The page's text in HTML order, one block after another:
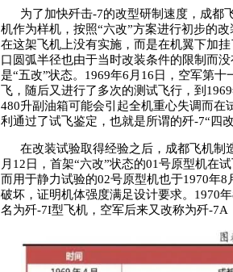
为了加快歼击-7的改型研制速度，成都
机作为样机，按照“六改”方案进行初步的
在这架飞机上没有实施，而是在机翼下加
口圆弧半径也由于当时改装条件的限制而
是“五改”状态。1969年6月16日，空军第
飞，随后又进行了多次的测试飞行，到
480升副油箱可能会引起全机重心失调而
利通过了试飞鉴定，也就是所谓的歼-7“四
在改装试验取得经验之后，成都飞机制
月12日，首架“六改”状态的01号原型机在
而用于静力试验的02号原型机也于1970年
破坏，证明机体强度满足设计要求。1970
名为歼-7I型飞机，空军后来又改称为歼-